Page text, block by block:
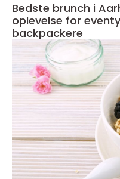
Bedste brunch i
oplevelse for
backpackere